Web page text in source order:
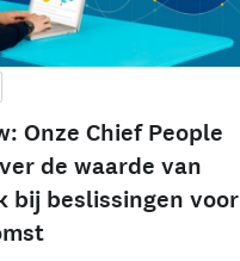
Onze Chief People
de waarde van
bij beslissingen voor